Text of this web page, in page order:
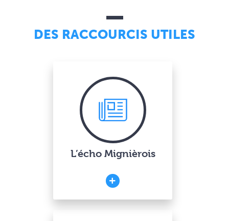
DES RACCOURCIS UTILES
L’écho Mignièrois